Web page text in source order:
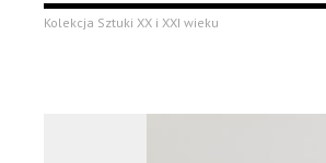
Kolekcja Sztuki XX i XXI wieku